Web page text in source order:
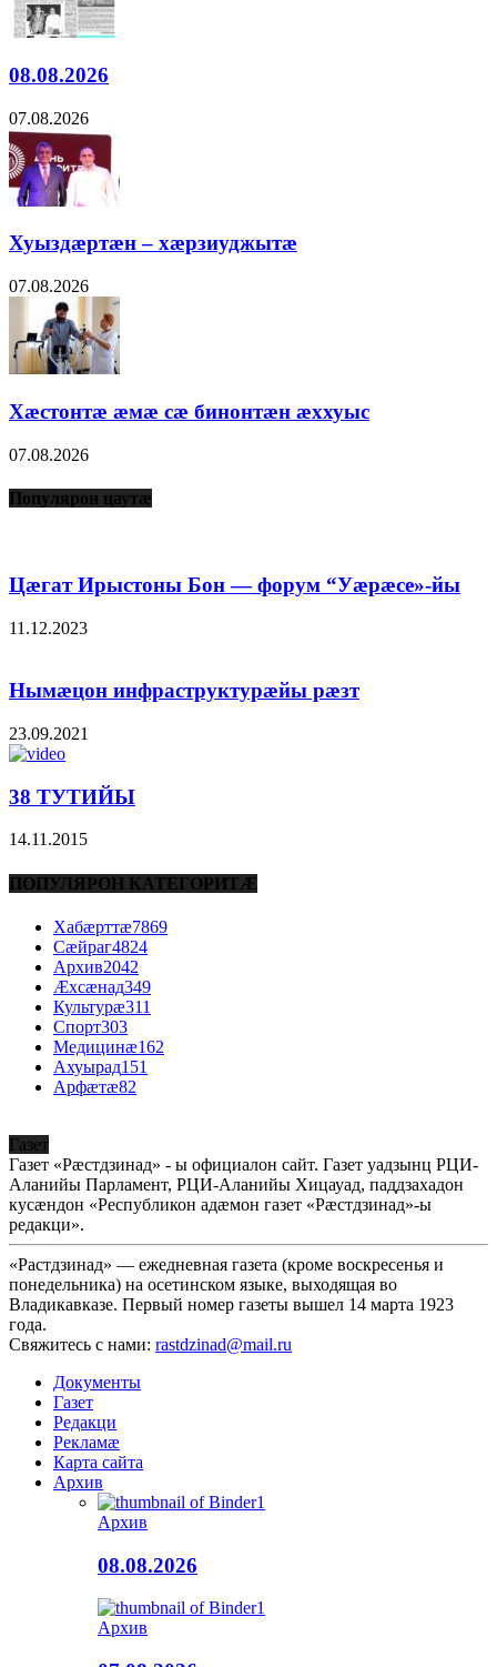
08.08.2026
07.08.2026
Хуыздæртæн – хæрзиуджытæ
07.08.2026
Хæстонтæ æмæ сæ бинонтæн æххуыс
07.08.2026
Популярон цаутæ
Цæгат Ирыстоны Бон — форум “Уæрæсе»-йы
11.12.2023
Нымæцон инфраструктурæйы рæзт
23.09.2021
38 ТУТИЙЫ
14.11.2015
ПОПУЛЯРОН КАТЕГОРИТÆ
Хабæрттæ7869
Сæйраг4824
Архив2042
Æхсæнад349
Культурæ311
Спорт303
Медицинæ162
Ахуырад151
Арфæтæ82
Газет
Газет «Рæстдзинад» - ы официалон сайт. Газет уадзынц РЦИ-
Аланийы Парламент, РЦИ-Аланийы Хицауад, паддзахадон
кусæндон «Республикон адæмон газет «Рæстдзинад»-ы
редакци».
«Растдзинад» — ежедневная газета (кроме воскресенья и
понедельника) на осетинском языке, выходящая во
Владикавказе. Первый номер газеты вышел 14 марта 1923
года.
Свяжитесь с нами: rastdzinad@mail.ru
Документы
Газет
Редакци
Рекламæ
Карта сайта
Архив
Архив
08.08.2026
Архив